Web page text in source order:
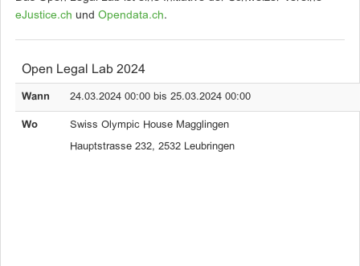
eJustice.ch und Opendata.ch.
Open Legal Lab 2024
Wann 24.03.2024 00:00 bis 25.03.2024 00:00
Wo Swiss Olympic House Magglingen
Hauptstrasse 232, 2532 Leubringen